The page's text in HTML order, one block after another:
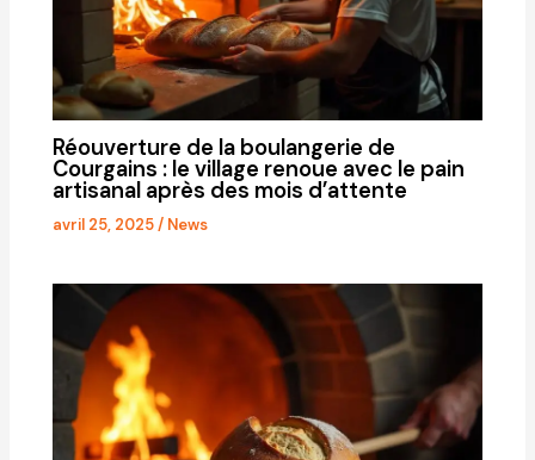
Réouverture de la boulangerie de
Courgains : le village renoue avec le pain
artisanal après des mois d’attente
avril 25, 2025/ News